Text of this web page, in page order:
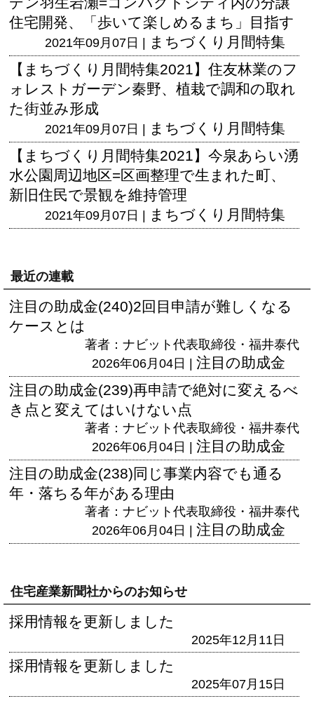
住宅開発、「歩いて楽しめるまち」目指す
2021年09月07日 | まちづくり月間特集
【まちづくり月間特集2021】住友林業のフ
ォレストガーデン秦野、植栽で調和の取れ
た街並み形成
2021年09月07日 | まちづくり月間特集
【まちづくり月間特集2021】今泉あらい湧
水公園周辺地区=区画整理で生まれた町、
新旧住民で景観を維持管理
2021年09月07日 | まちづくり月間特集
最近の連載
注目の助成金(240)2回目申請が難しくなる
ケースとは
著者：ナビット代表取締役・福井泰代
2026年06月04日 | 注目の助成金
注目の助成金(239)再申請で絶対に変えるべ
き点と変えてはいけない点
著者：ナビット代表取締役・福井泰代
2026年06月04日 | 注目の助成金
注目の助成金(238)同じ事業内容でも通る
年・落ちる年がある理由
著者：ナビット代表取締役・福井泰代
2026年06月04日 | 注目の助成金
住宅産業新聞社からのお知らせ
採用情報を更新しました
2025年12月11日
採用情報を更新しました
2025年07月15日